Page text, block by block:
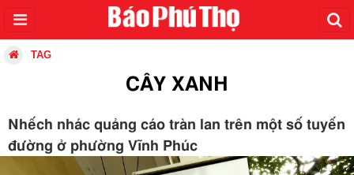
TAG
CÂY XANH
Nhếch nhác quảng cáo tràn lan trên một số tuyến
đường ở phường Vĩnh Phúc